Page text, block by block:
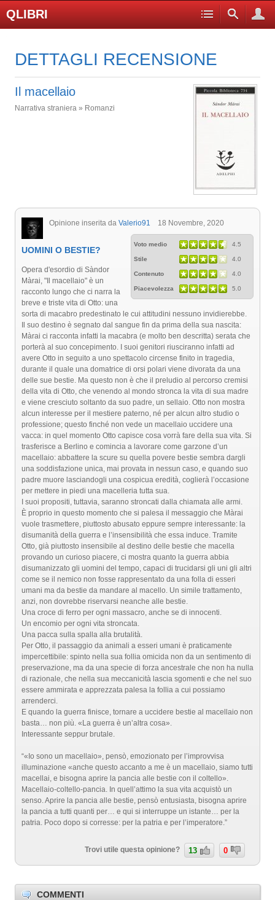
QLIBRI
DETTAGLI RECENSIONE
Il macellaio
Narrativa straniera » Romanzi
Opinione inserita da Valerio91 18 Novembre, 2020
Voto medio 4.5
Stile 4.0
Contenuto 4.0
Piacevolezza 5.0
UOMINI O BESTIE?
Opera d'esordio di Sàndor
Màrai, "Il macellaio" è un
racconto lungo che ci narra la
breve e triste vita di Otto: una
sorta di macabro predestinato le cui attitudini nessuno invidierebbe.
Il suo destino è segnato dal sangue fin da prima della sua nascita:
Màrai ci racconta infatti la macabra (e molto ben descritta) serata che
porterà al suo concepimento. I suoi genitori riusciranno infatti ad
avere Otto in seguito a uno spettacolo circense finito in tragedia,
durante il quale una domatrice di orsi polari viene divorata da una
delle sue bestie. Ma questo non è che il preludio al percorso cremisi
della vita di Otto, che venendo al mondo stronca la vita di sua madre
e viene cresciuto soltanto da suo padre, un sellaio. Otto non mostra
alcun interesse per il mestiere paterno, né per alcun altro studio o
professione; questo finché non vede un macellaio uccidere una
vacca: in quel momento Otto capisce cosa vorrà fare della sua vita. Si
trasferisce a Berlino e comincia a lavorare come garzone d’un
macellaio: abbattere la scure su quella povere bestie sembra dargli
una soddisfazione unica, mai provata in nessun caso, e quando suo
padre muore lasciandogli una cospicua eredità, coglierà l’occasione
per mettere in piedi una macelleria tutta sua.
I suoi propositi, tuttavia, saranno stroncati dalla chiamata alle armi.
È proprio in questo momento che si palesa il messaggio che Màrai
vuole trasmettere, piuttosto abusato eppure sempre interessante: la
disumanità della guerra e l’insensibilità che essa induce. Tramite
Otto, già piuttosto insensibile al destino delle bestie che macella
provando un curioso piacere, ci mostra quanto la guerra abbia
disumanizzato gli uomini del tempo, capaci di trucidarsi gli uni gli altri
come se il nemico non fosse rappresentato da una folla di esseri
umani ma da bestie da mandare al macello. Un simile trattamento,
anzi, non dovrebbe riservarsi neanche alle bestie.
Una croce di ferro per ogni massacro, anche se di innocenti.
Un encomio per ogni vita stroncata.
Una pacca sulla spalla alla brutalità.
Per Otto, il passaggio da animali a esseri umani è praticamente
impercettibile: spinto nella sua follia omicida non da un sentimento di
preservazione, ma da una specie di forza ancestrale che non ha nulla
di razionale, che nella sua meccanicità lascia sgomenti e che nel suo
essere ammirata e apprezzata palesa la follia a cui possiamo
arrenderci.
E quando la guerra finisce, tornare a uccidere bestie al macellaio non
basta… non più. «La guerra è un’altra cosa».
Interessante seppur brutale.
“«Io sono un macellaio», pensò, emozionato per l’improvvisa
illuminazione «anche questo accanto a me è un macellaio, siamo tutti
macellai, e bisogna aprire la pancia alle bestie con il coltello».
Macellaio-coltello-pancia. In quell’attimo la sua vita acquistò un
senso. Aprire la pancia alle bestie, pensò entusiasta, bisogna aprire
la pancia a tutti quanti per… e qui si interruppe un istante… per la
patria. Poco dopo si corresse: per la patria e per l’imperatore.”
Trovi utile questa opinione? 13 0
COMMENTI